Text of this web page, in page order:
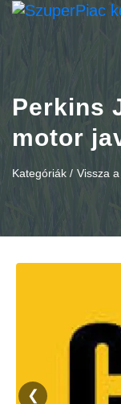
Perkins
motor
Kategóriák / Vissza
❮